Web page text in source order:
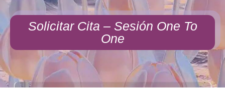
Solicitar Cita – Sesión One To
One